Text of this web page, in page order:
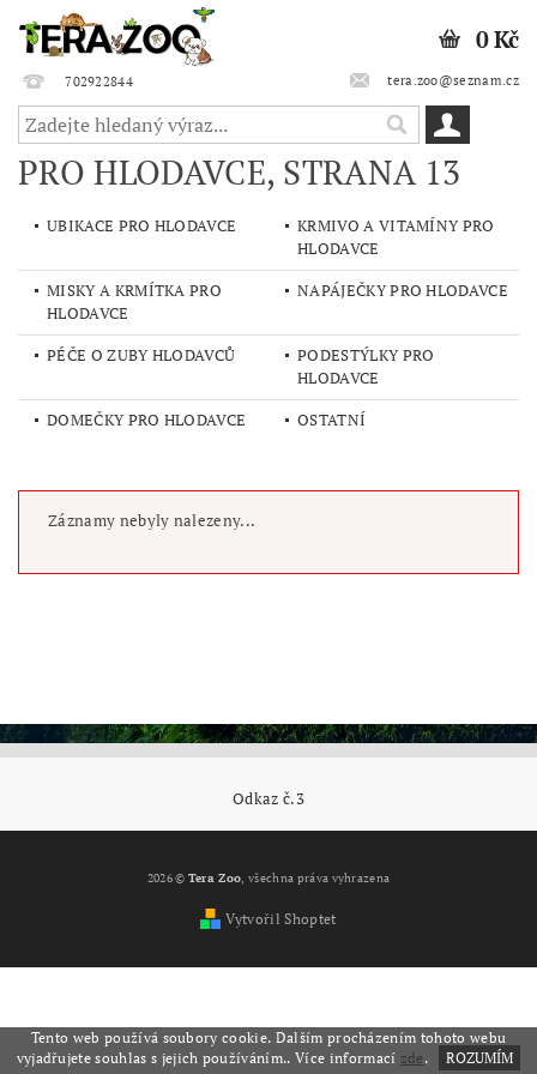
702922844 tera.zoo@seznam.cz
0 Kč
PRO HLODAVCE, STRANA 13
UBIKACE PRO HLODAVCE
KRMIVO A VITAMÍNY PRO
HLODAVCE
MISKY A KRMÍTKA PRO
HLODAVCE
NAPÁJEČKY PRO HLODAVCE
PÉČE O ZUBY HLODAVCŮ
PODESTÝLKY PRO
HLODAVCE
DOMEČKY PRO HLODAVCE
OSTATNÍ
Záznamy nebyly nalezeny...
Odkaz č.3
2026 © Tera Zoo, všechna práva vyhrazena
Vytvořil Shoptet
Tento web používá soubory cookie. Dalším procházením tohoto webu
vyjadřujete souhlas s jejich používáním.. Více informací zde . ROZUMÍM